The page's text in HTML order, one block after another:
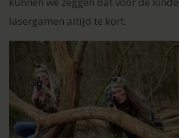
lasergamen altijd te kort.